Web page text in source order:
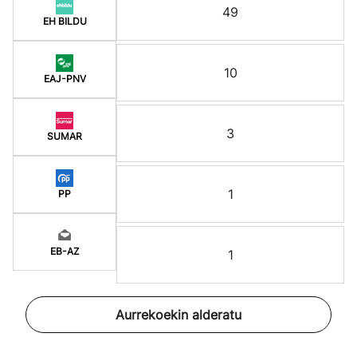
EH BILDU
EAJ-PNV
SUMAR
PP
EB-AZ
49
10
3
1
1
Aurrekoekin alderatu